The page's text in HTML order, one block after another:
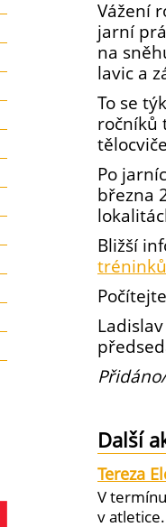
Vážení
jarní
na
lavic a
To se
ročníků
Po
března
Bližší
tréninků
Další
Tereza
V
v